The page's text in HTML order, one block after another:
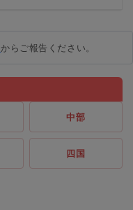
からご報告ください。
中部
四国